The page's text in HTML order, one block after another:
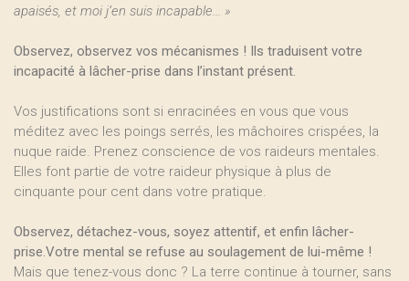
apaisés, et moi j’en suis incapable... »
Observez, observez vos mécanismes ! Ils traduisent votre
incapacité à lâcher-prise dans l’instant présent.
Vos justifications sont si enracinées en vous que vous
méditez avec les poings serrés, les mâchoires crispées, la
nuque raide. Prenez conscience de vos raideurs mentales.
Elles font partie de votre raideur physique à plus de
cinquante pour cent dans votre pratique.
Observez, détachez-vous, soyez attentif, et enfin lâcher-
prise.Votre mental se refuse au soulagement de lui-même !
Mais que tenez-vous donc ? La terre continue à tourner, sans